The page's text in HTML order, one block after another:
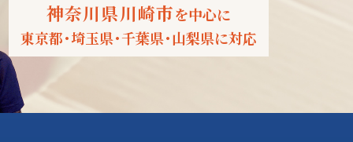
神奈川県川崎市を中心に
東京都・埼玉県・千葉県・山梨県に対応